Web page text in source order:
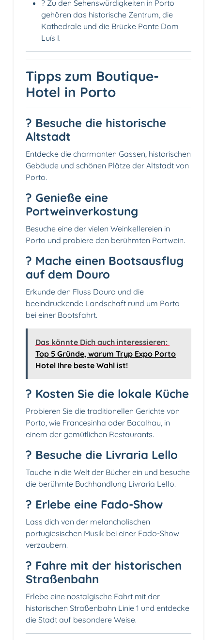
? Zu den Sehenswürdigkeiten in Porto
gehören das historische Zentrum, die
Kathedrale und die Brücke Ponte Dom
Luís I.
Tipps zum Boutique-
Hotel in Porto
? Besuche die historische
Altstadt
Entdecke die charmanten Gassen, historischen
Gebäude und schönen Plätze der Altstadt von
Porto.
? Genieße eine
Portweinverkostung
Besuche eine der vielen Weinkellereien in
Porto und probiere den berühmten Portwein.
? Mache einen Bootsausflug
auf dem Douro
Erkunde den Fluss Douro und die
beeindruckende Landschaft rund um Porto
bei einer Bootsfahrt.
Das könnte Dich auch interessieren:
Top 5 Gründe, warum Tryp Expo Porto
Hotel Ihre beste Wahl ist!
?️ Kosten Sie die lokale Küche
Probieren Sie die traditionellen Gerichte von
Porto, wie Francesinha oder Bacalhau, in
einem der gemütlichen Restaurants.
?️ Besuche die Livraria Lello
Tauche in die Welt der Bücher ein und besuche
die berühmte Buchhandlung Livraria Lello.
? Erlebe eine Fado-Show
Lass dich von der melancholischen
portugiesischen Musik bei einer Fado-Show
verzaubern.
? Fahre mit der historischen
Straßenbahn
Erlebe eine nostalgische Fahrt mit der
historischen Straßenbahn Linie 1 und entdecke
die Stadt auf besondere Weise.